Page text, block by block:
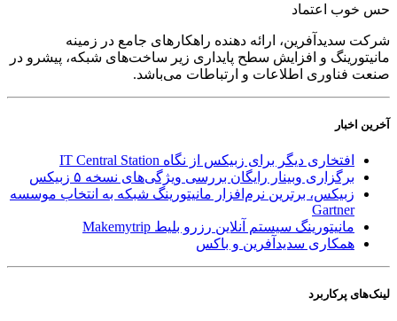
حس خوب اعتماد
شرکت سدید‌آفرین، ارائه دهنده راهکارهای جامع در زمینه
مانیتورینگ و افزایش سطح پایداری زیر ساخت‌های شبکه، پیشرو در
صنعت فناوری اطلاعات و ارتباطات می‌باشد.
آخرین اخبار
افتخاری دیگر برای زبیکس از نگاه IT Central Station
برگزاری وبینار رایگان بررسی ویژگی‌های نسخه ۵ زبیکس
زبیکس، برترین نرم‌افزار مانیتورینگ شبکه به انتخاب موسسه
Gartner
مانیتورینگ سیستم آنلاین رزرو بلیط Makemytrip
همکاری سدیدآفرین و باکس
لینک‌های پر‌کاربرد